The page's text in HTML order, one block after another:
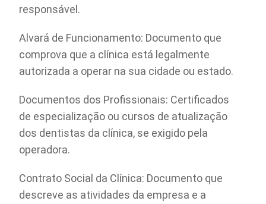
responsável.
Alvará de Funcionamento: Documento que
comprova que a clínica está legalmente
autorizada a operar na sua cidade ou estado.
Documentos dos Profissionais: Certificados
de especialização ou cursos de atualização
dos dentistas da clínica, se exigido pela
operadora.
Contrato Social da Clínica: Documento que
descreve as atividades da empresa e a